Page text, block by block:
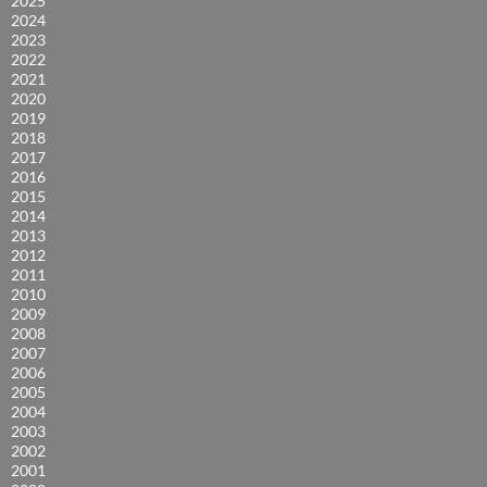
2024
2023
2022
2021
2020
2019
2018
2017
2016
2015
2014
2013
2012
2011
2010
2009
2008
2007
2006
2005
2004
2003
2002
2001